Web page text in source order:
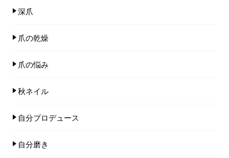
深爪
爪の乾燥
爪の悩み
秋ネイル
自分プロデュース
自分磨き